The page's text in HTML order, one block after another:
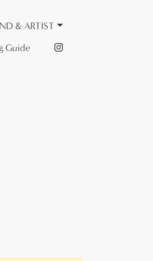
& ARTIST
Guide